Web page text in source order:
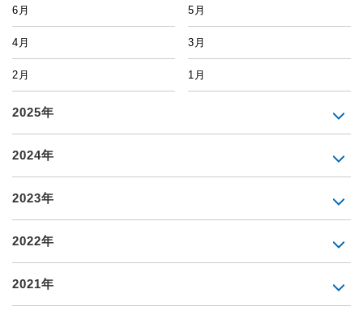
6月 5月
4月 3月
2月 1月
2025年
2024年
2023年
2022年
2021年